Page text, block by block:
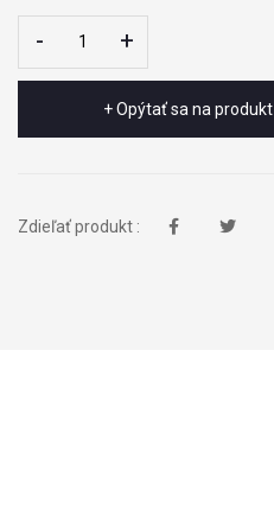
- +
- +
+ Opýtať sa na produkt
Zdieľať produkt :